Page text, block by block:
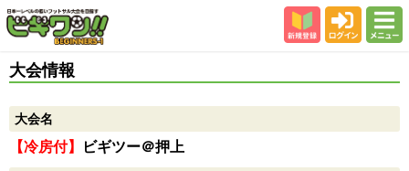
会場
大会情報
大会名
【冷房付】 ビギツー＠押上